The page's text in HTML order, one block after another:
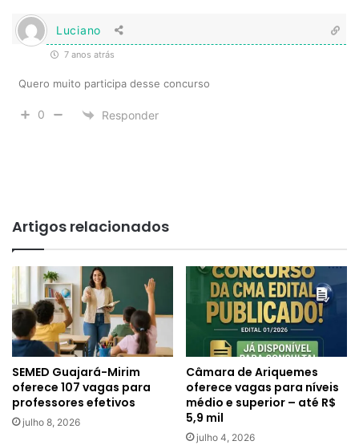
Luciano
7 anos atrás
Quero muito participa desse concurso
0 Responder
Artigos relacionados
SEMED Guajará-Mirim
oferece 107 vagas para
professores efetivos
julho 8, 2026
Câmara de Ariquemes
oferece vagas para níveis
médio e superior – até R$
5,9 mil
julho 4, 2026